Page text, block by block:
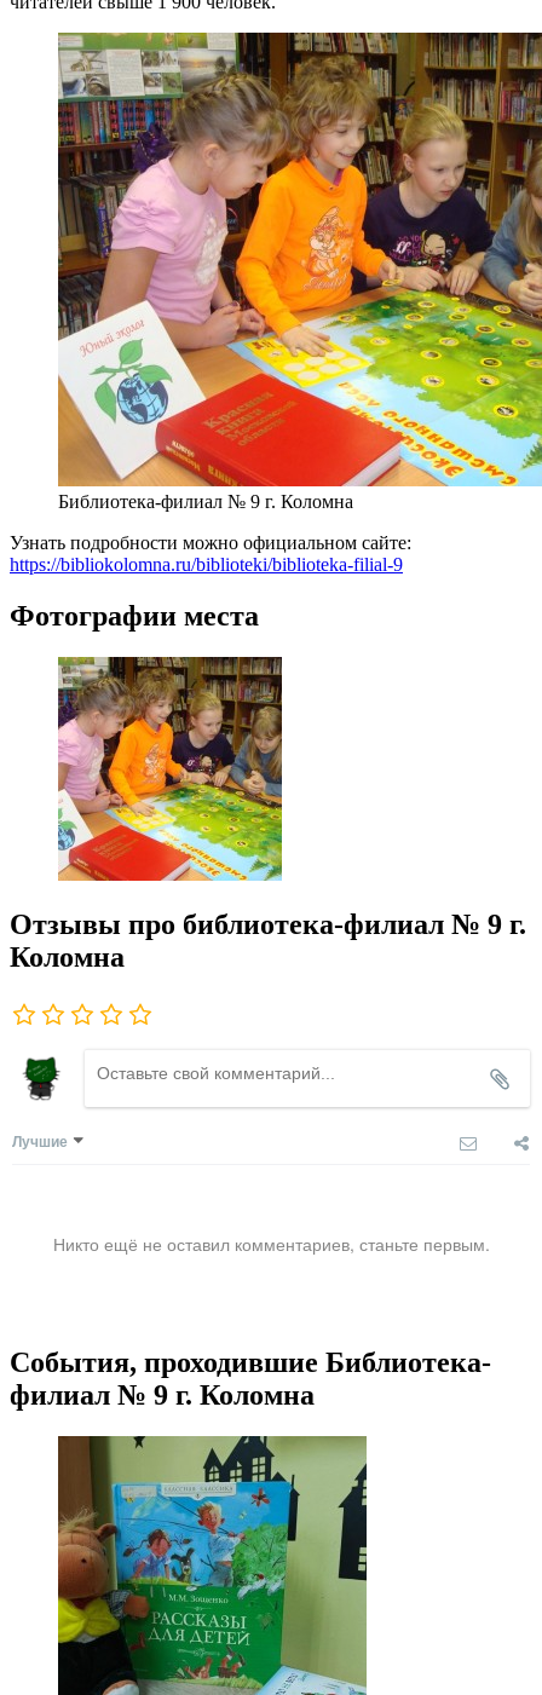
Библиотека-филиал № 9 г. Коломна
Узнать подробности можно официальном сайте:
https://bibliokolomna.ru/biblioteki/biblioteka-filial-9
Фотографии места
Отзывы про библиотека-филиал № 9 г.
Коломна
Лучшие
Никто ещё не оставил комментариев, станьте первым.
События, проходившие Библиотека-
филиал № 9 г. Коломна